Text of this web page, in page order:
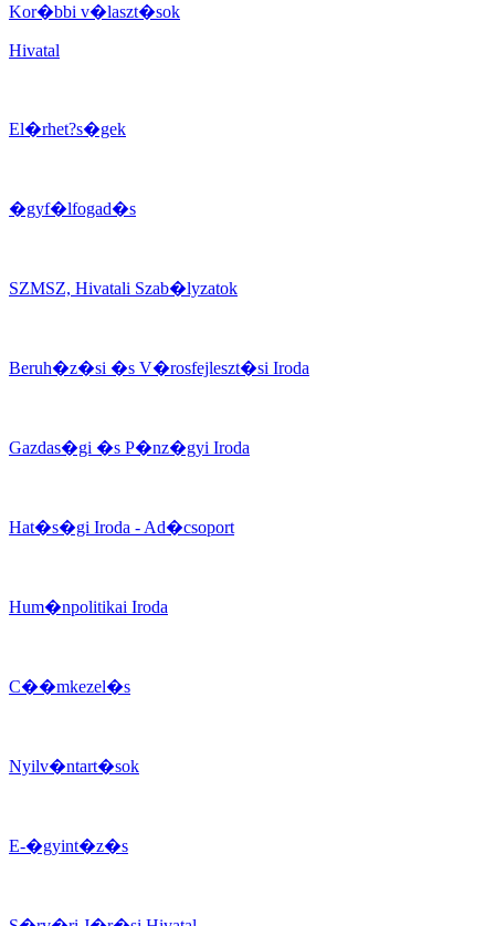
Kor�bbi v�laszt�sok
Hivatal
El�rhet?s�gek
�gyf�lfogad�s
SZMSZ, Hivatali Szab�lyzatok
Beruh�z�si �s V�rosfejleszt�si Iroda
Gazdas�gi �s P�nz�gyi Iroda
Hat�s�gi Iroda - Ad�csoport
Hum�npolitikai Iroda
C��mkezel�s
Nyilv�ntart�sok
E-�gyint�z�s